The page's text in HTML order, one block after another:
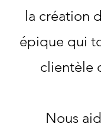
la création
épique qui
clientèle
Nous